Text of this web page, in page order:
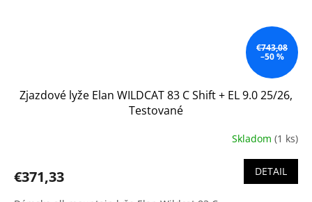
€743,08
–50 %
Zjazdové lyže Elan WILDCAT 83 C Shift + EL 9.0 25/26,
Testované
Skladom (1 ks)
€371,33 DETAIL